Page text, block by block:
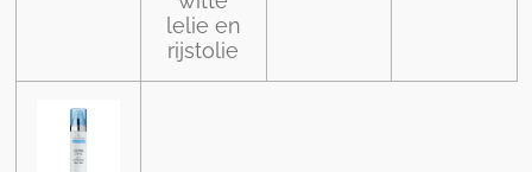
lelie en
rijstolie